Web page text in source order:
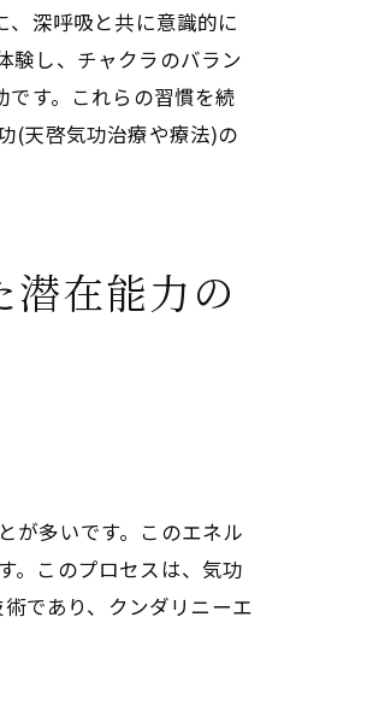
深呼吸と共に意識的に
験し、チャクラのバラン
す。これらの習慣を続
(天啓気功治療や療法)の
在能力の
が多いです。このエネル
。このプロセスは、気功
であり、クンダリニーエ